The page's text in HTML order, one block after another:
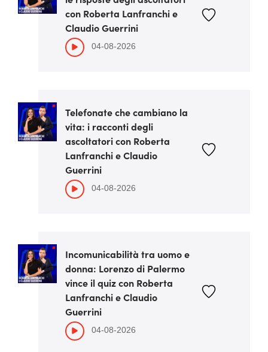
con Roberta Lanfranchi e
Claudio Guerrini
04-08-2026
Telefonate che cambiano la
vita: i racconti degli
ascoltatori con Roberta
Lanfranchi e Claudio
Guerrini
04-08-2026
Incomunicabilità tra uomo e
donna: Lorenzo di Palermo
vince il quiz con Roberta
Lanfranchi e Claudio
Guerrini
04-08-2026